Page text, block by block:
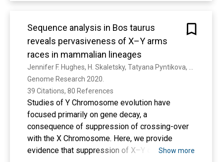
respondents in the study live and work in
administered online surveys between the fourth
quarter of 2017 and the end of January 2020. To
assess subjects' work motivation, the study
employed Gagné et al.'s (2014) multidimensional
work motivation scale (MWMS) alongside a
three-item measure of employees' overall
motivation (designed for this study). The
authors assessed measures of validity and
reliability and tested the hypothesis about
generational differences in work motivation
using structural equation modelling
Sequence analysis in Bos taurus
reveals pervasiveness of X–Y arms
races in mammalian lineages
Genome Research 2020.
39 Citations, 80 References
Studies of Y Chromosome evolution have
focused primarily on gene decay, a
consequence of suppression of crossing-over
with the X Chromosome. Here, we provide
evidence that suppression of X–Y crossing-
Show more